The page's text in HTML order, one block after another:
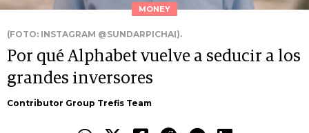
MONEY
(FOTO: INSTAGRAM @SUNDARPICHAI).
Por qué Alphabet vuelve a seducir a los
grandes inversores
Contributor Group Trefis Team